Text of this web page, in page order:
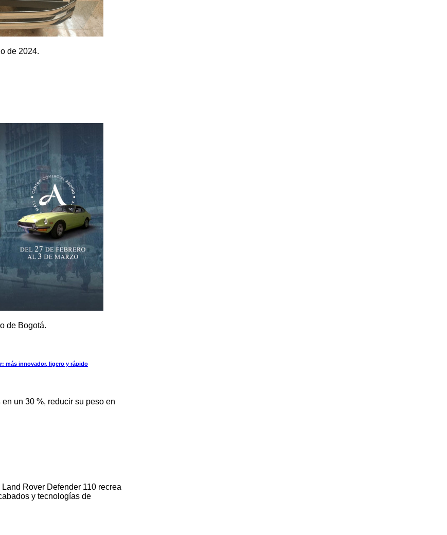
de 2024.
de Bogotá.
más innovador, ligero y rápido
un 30 %, reducir su peso en
Rover Defender 110 recrea
y tecnologías de